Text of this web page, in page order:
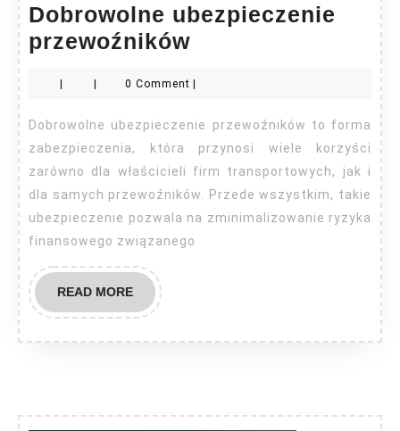
Dobrowolne ubezpieczenie
przewoźnikówDobrowolne
przewoźników
| | 0 Comment |
Dobrowolne ubezpieczenie przewoźników to forma
zabezpieczenia, która przynosi wiele korzyści
zarówno dla właścicieli firm transportowych, jak i
dla samych przewoźników. Przede wszystkim, takie
ubezpieczenie pozwala na zminimalizowanie ryzyka
finansowego związanego
READ MOREREAD
MORE